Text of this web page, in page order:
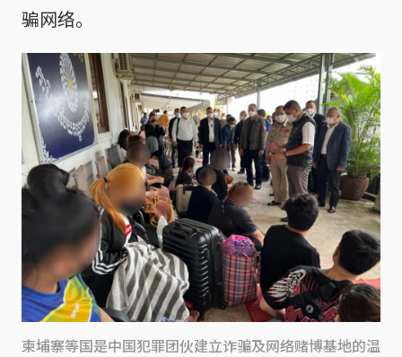
骗网络。
柬埔寨等国是中国犯罪团伙建立诈骗及网络赌博基地的温